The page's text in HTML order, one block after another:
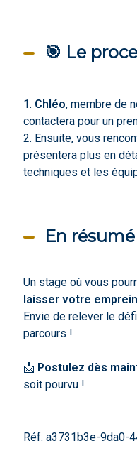
🎯 Le
1. Chléo, membre de
contactera pour un
2. Ensuite, vous
présentera plus en
techniques et les
En résumé
Un stage où vous
laisser votre
Envie de relever le
parcours !
📩 Postulez dès
soit pourvu !
Réf: a3731b3e-9da0-